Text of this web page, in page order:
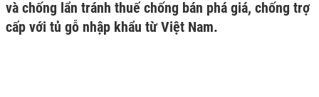
và chống lẩn tránh thuế chống bán phá giá, chống trợ
cấp với tủ gỗ nhập khẩu từ Việt Nam.